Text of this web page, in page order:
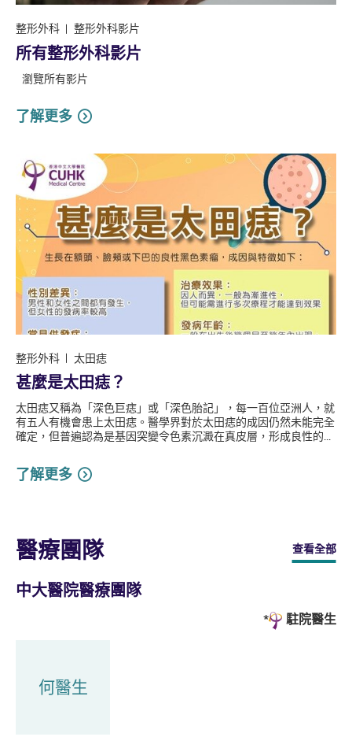
整形外科 整形外科影片
所有整形外科影片
瀏覽所有影片
了解更多
整形外科 太田痣
甚麼是太田痣？
太田痣又稱為「深色巨痣」或「深色胎記」，每一百位亞洲人，就
有五人有機會患上太田痣。醫學界對於太田痣的成因仍然未能完全
確定，但普遍認為是基因突變令色素沉澱在真皮層，形成良性的...
了解更多
醫療團隊 查看全部
中大醫院醫療團隊
駐院醫生
何醫生